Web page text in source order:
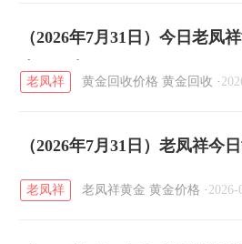
（2026年7月31日）今日老凤
少钱一克
老凤祥 黄金回收价格 黄金回收 ·
（2026年7月31日）老凤祥今
老凤祥 老凤祥黄金 黄金价格 · 2026-